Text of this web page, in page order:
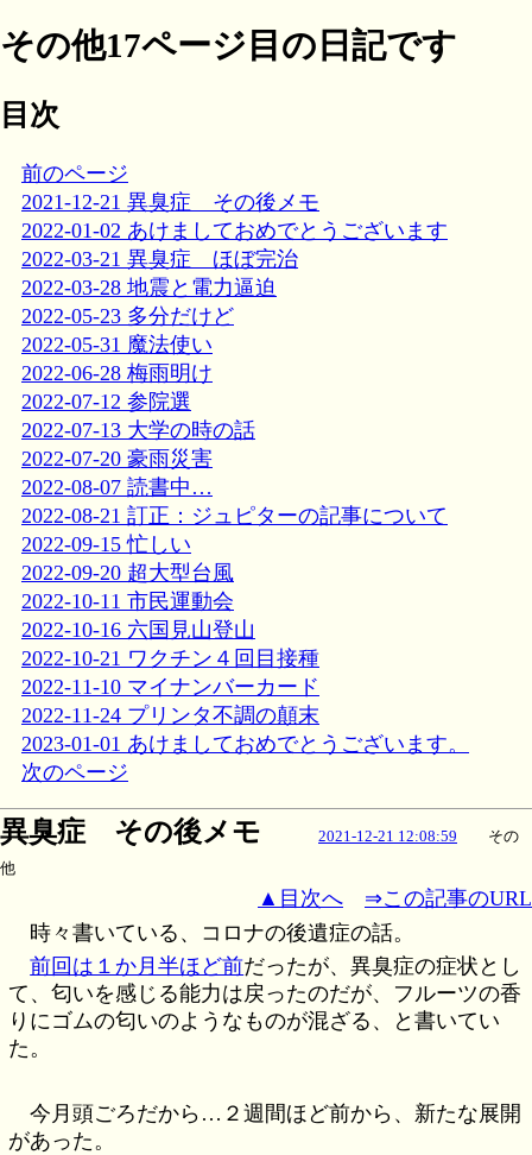
その他17ページ目の日記です
目次
前のページ
2021-12-21 異臭症 その後メモ
2022-01-02 あけましておめでとうございます
2022-03-21 異臭症 ほぼ完治
2022-03-28 地震と電力逼迫
2022-05-23 多分だけど
2022-05-31 魔法使い
2022-06-28 梅雨明け
2022-07-12 参院選
2022-07-13 大学の時の話
2022-07-20 豪雨災害
2022-08-07 読書中…
2022-08-21 訂正：ジュピターの記事について
2022-09-15 忙しい
2022-09-20 超大型台風
2022-10-11 市民運動会
2022-10-16 六国見山登山
2022-10-21 ワクチン４回目接種
2022-11-10 マイナンバーカード
2022-11-24 プリンタ不調の顛末
2023-01-01 あけましておめでとうございます。
次のページ
異臭症 その後メモ 2021-12-21 12:08:59 その
他
▲目次へ
⇒この記事のURL
時々書いている、コロナの後遺症の話。
前回は１か月半ほど前だったが、異臭症の症状とし
て、匂いを感じる能力は戻ったのだが、フルーツの香
りにゴムの匂いのようなものが混ざる、と書いてい
た。
今月頭ごろだから…２週間ほど前から、新たな展開
があった。